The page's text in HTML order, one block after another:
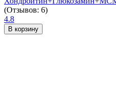
(Отзывов: 6)
4.8
В корзину